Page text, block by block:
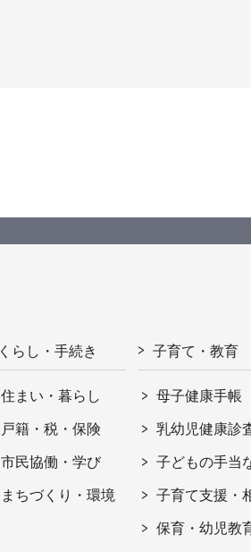
くらし・手続き
住まい・暮らし
戸籍・税・保険
市民協働・学び
まちづくり・環境
子育て・教育
母子健康手帳
乳幼児健康診
子どもの手当
子育て支援・
保育・幼児教